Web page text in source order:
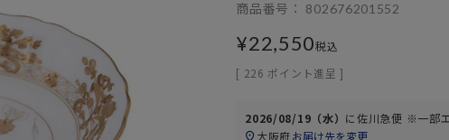
商品番号 802676201552
¥22,550税込
[ 226 ポイント進呈 ]
2026/08/19（水） に佐川急便 ※一部
大阪府お届け先を変更